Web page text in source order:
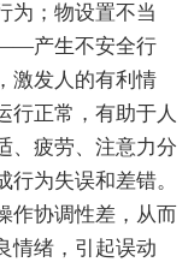
；物设置不当
产生不安全行
激发人的有利情
行正常，有助于人
、疲劳、注意力分
为失误和差错。
作协调性差，从而
情绪，引起误动